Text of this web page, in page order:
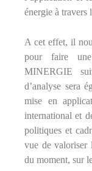
énergie à travers
A cet effet, il
pour faire
MINERGIE
d’analyse sera
mise en
international et
politiques et
vue de valoriser
du moment, sur